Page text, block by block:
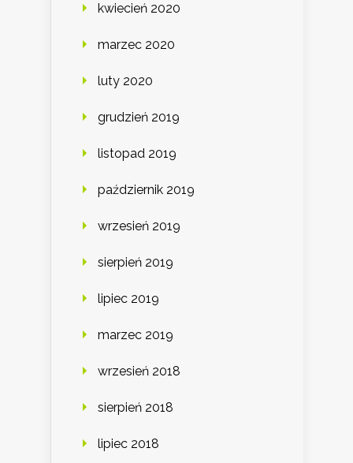
kwiecień 2020
marzec 2020
luty 2020
grudzień 2019
listopad 2019
październik 2019
wrzesień 2019
sierpień 2019
lipiec 2019
marzec 2019
wrzesień 2018
sierpień 2018
lipiec 2018